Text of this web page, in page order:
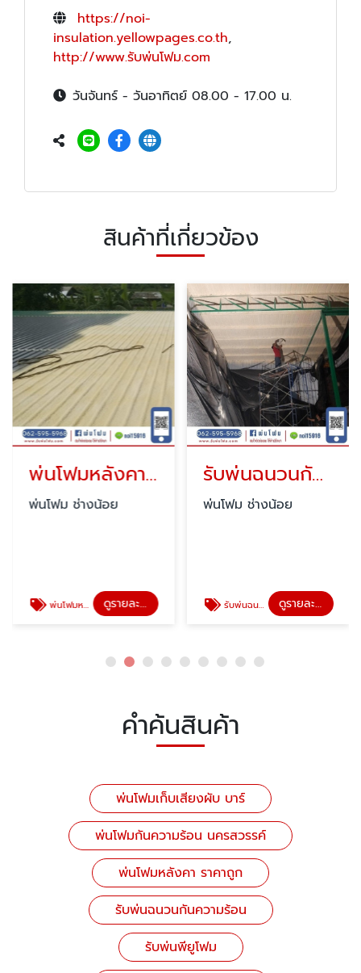
https://noi-
insulation.yellowpages.co.th,
http://www.รับพ่นโฟม.com
วันจันทร์ - วันอาทิตย์ 08.00 - 17.00 น.
สินค้าที่เกี่ยวข้อง
พ่นโฟมหลังคา ราคาถูก
พ่นโฟม ช่างน้อย
พ่นโฟมหลังคา ราคาถูก ดูรายละเอียด
รับพ่นฉนวนกันความร้อน
พ่นโฟม ช่างน้อย
รับพ่นฉนวนกันความร้อน ดูรายละเอียด
คำค้นสินค้า
พ่นโฟมเก็บเสียงผับ บาร์
พ่นโฟมกันความร้อน นครสวรรค์
พ่นโฟมหลังคา ราคาถูก
รับพ่นฉนวนกันความร้อน
รับพ่นพียูโฟม